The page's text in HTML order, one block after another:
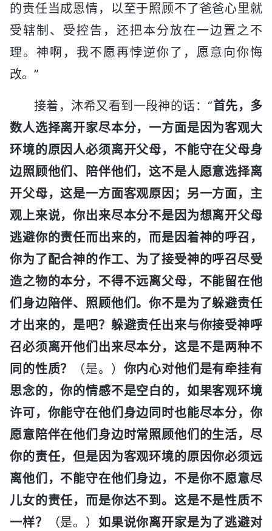
的责任当成恩情，以至于照顾不了爸爸心里就
受辖制、受控告，还把本分放在一边置之不
理。神啊，我不愿再悖逆你了，愿意向你悔
改。”
接着，沐希又看到一段神的话：“首先，多
数人选择离开家尽本分，一方面是因为客观大
环境的原因人必须离开父母，不能守在父母身
边照顾他们、陪伴他们，这不是人愿意选择离
开父母，这是一方面客观原因；另一方面，主
观上来说，你出来尽本分不是因为想离开父母
逃避你的责任而出来的，而是因着神的呼召，
你为了配合神的作工、为了接受神的呼召尽受
造之物的本分，不得不远离父母，不能留在他
们身边陪伴、照顾他们。你不是为了躲避责任
才出来的，是吧？躲避责任出来与你接受神呼
召必须离开他们出来尽本分，这是不是两种不
同的性质？
（是。） 你内心对他们是有牵挂有
思念的，你的情感不是空白的，如果客观环境
许可，你能守在他们身边同时也能尽本分，你
愿意陪伴在他们身边时常照顾他们的生活，尽
你的责任，但是因为客观环境的原因你必须远
离他们，不能守在他们身边，不是你不愿意尽
儿女的责任，而是你达不到。这是不是性质不
一样？
（是。） 如果说你离开家是为了逃避对